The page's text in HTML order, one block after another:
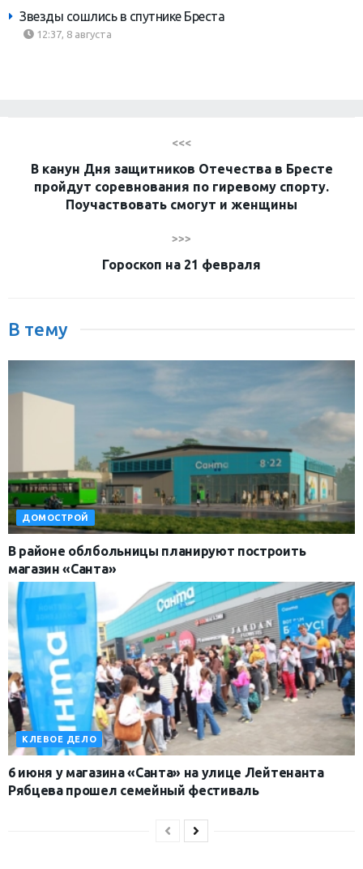
Звезды сошлись в спутнике Бреста
12:37, 8 августа
<<<
В канун Дня защитников Отечества в Бресте
пройдут соревнования по гиревому спорту.
Поучаствовать смогут и женщины
>>>
Гороскоп на 21 февраля
В тему
ДОМОСТРОЙ
В районе облбольницы планируют построить
магазин «Санта»
КЛЕВОЕ ДЕЛО
6 июня у магазина «Санта» на улице Лейтенанта
Рябцева прошел семейный фестиваль